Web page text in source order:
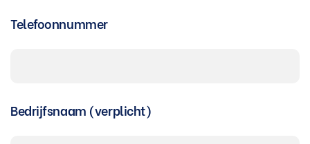
Telefoonnummer
Bedrijfsnaam (verplicht)